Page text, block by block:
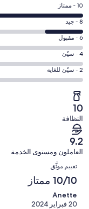
درجة
التصنيف
10
-
ممتاز.
9
من
أصل
11
من
تقييمات
النزلاء
10 - ممتاز
درجة
التصنيف
8
-
جيد.
2
أصل
11
من
تقييمات
النزلاء
8 - جيد
درجة
التصنيف
6
-
مقبول.
0
من
أصل
11
من
تقييمات
النزلاء
6 - مقبول
درجة
التصنيف
4
سيّئ.
0
من
أصل
11
من
النزلاء
4 - سيّئ
درجة
التصنيف
2
-
سيّئ
للغاية.
0
من
أصل
من
تقييمات
النزلاء
2 - سيّئ للغاية
10
النظافة
9.2
العاملون ومستوى الخدمة
التقييمات
تقييم موثَّق
10/10 ممتاز
Anette
20 فبراير 2024